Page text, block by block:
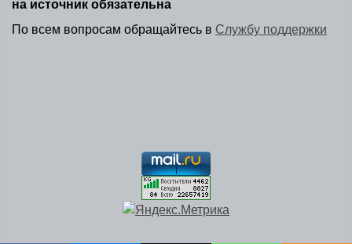
на источник обязательна
По всем вопросам обращайтесь в Службу поддержки